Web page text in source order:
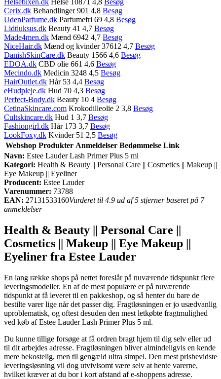
Cerix.dk Behandlinger 901 4,8 Besøg
UdenParfume.dk Parfumefri 69 4,8 Besøg
Lidtluksus.dk Beauty 41 4,7 Besøg
Made4men.dk Mænd 6942 4,7 Besøg
NiceHair.dk Mænd og kvinder 37612 4,7 Besøg
DanishSkinCare.dk Beauty 1566 4,6 Besøg
EDOA.dk CBD olie 661 4,6 Besøg
Mecindo.dk Medicin 3248 4,5 Besøg
HairOutlet.dk Hår 53 4,4 Besøg
eHudpleje.dk Hud 70 4,3 Besøg
Perfect-Body.dk Beauty 10 4 Besøg
CetinaSkincare.com Krokodilleolie 2 3,8 Besøg
Cultskincare.dk Hud 1 3,7 Besøg
Fashiongirl.dk Hår 173 3,7 Besøg
LookFoxy.dk Kvinder 51 2,5 Besøg
Webshop Produkter Anmeldelser Bedømmelse Link
Navn: Estee Lauder Lash Primer Plus 5 ml
Kategori: Health & Beauty || Personal Care || Cosmetics || Makeup ||
Eye Makeup || Eyeliner
Producent: Estee Lauder
Varenummer: 73788
EAN: 27131533160Vurderet til 4.9 ud af 5 stjerner baseret på 7
anmeldelser
Health & Beauty || Personal Care ||
Cosmetics || Makeup || Eye Makeup ||
Eyeliner fra Estee Lauder
En lang række shops på nettet foreslår på nuværende tidspunkt flere
leveringsmodeller. En af de mest populære er på nuværende
tidspunkt at få leveret til en pakkeshop, og så henter du bare de
bestilte varer lige når det passer dig. Fragtløsningen er jo usædvanlig
uproblematisk, og oftest desuden den mest letkøbte fragtmulighed
ved køb af Estee Lauder Lash Primer Plus 5 ml.
Du kunne tillige forsøge at få ordren bragt hjem til dig selv eller ud
til dit arbejdes adresse. Fragtløsningen bliver almindeligvis en kende
mere bekostelig, men til gengæld ultra simpel. Den mest prisbevidste
leveringsløsning vil dog utvivlsomt være selv at hente varerne,
hvilket kræver at du bor i kort afstand af e-shoppens adresse.